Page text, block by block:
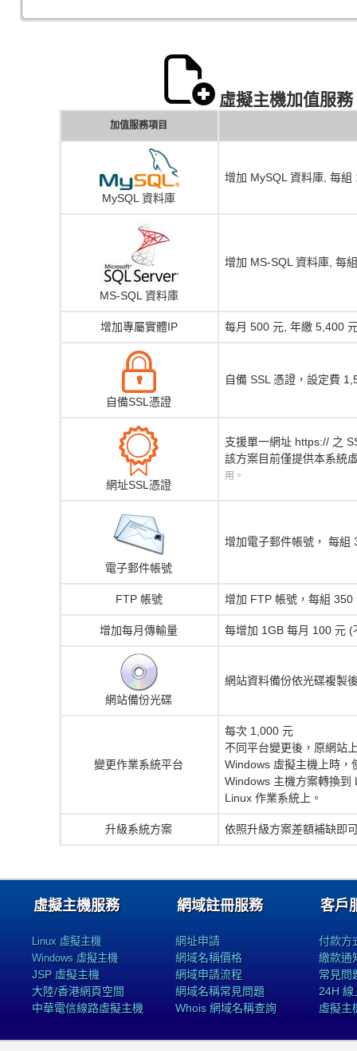
虛擬主機加值服
加值服務項目
MySQL 資料庫
增加 MySQL 資料庫, 每
MS-SQL 資料庫
增加 MS-SQL 資料庫, 每
增加專屬實體IP 每月 500 元, 年繳 5,400
自備SSL憑證
自備 SSL 憑證，設定費
網址SSL憑證
支援單一網址 https:// 之
該方案目前僅提供本系統
用。
電子郵件帳號
增加電子郵件帳號， 每組
FTP 帳號 增加 FTP 帳號，每組 350
增加每月傳輸量 每增加 1GB 每月 100 元
網站備份光碟
網站資料備份依光碟複製
變更作業系統平台
每次 1,000 元
不同平台變更後，原網站
Windows 虛擬主機上時，
Windows 主機方案轉換到
Linux 作業系統上。
升級系統方案 依照升級方案差額補缺即
虛擬主機服務
Linux 虛擬主機
Windows 虛擬主機
JSP 虛擬主機
大陸/香港網頁空間
中華電信線路虛擬主機
網域註冊服務
網址申請
網域名稱價格
網域申請流程
網域名稱常見問題
Whois 網域名稱查詢
客戶
付款方
繳款通
常見問
24H 線
虛擬主